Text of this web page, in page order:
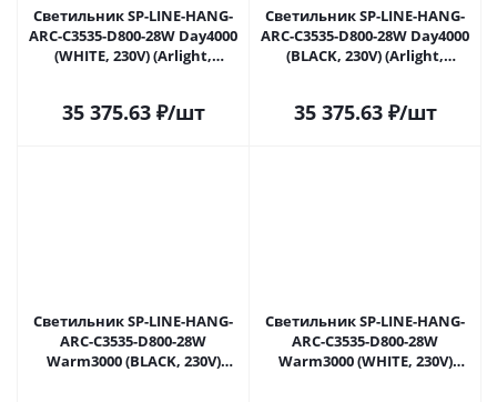
Светильник SP-LINE-HANG-
ARC-C3535-D800-28W Day4000
(WHITE, 230V) (Arlight,
35 375.63₽/шт
Светильник SP-LINE-HANG-
ARC-C3535-D800-28W Day4000
(BLACK, 230V) (Arlight,
35 375.63₽/шт
Светильник SP-LINE-HANG-
ARC-C3535-D800-28W
Warm3000 (BLACK, 230V)
Светильник SP-LINE-HANG-
ARC-C3535-D800-28W
Warm3000 (WHITE, 230V)